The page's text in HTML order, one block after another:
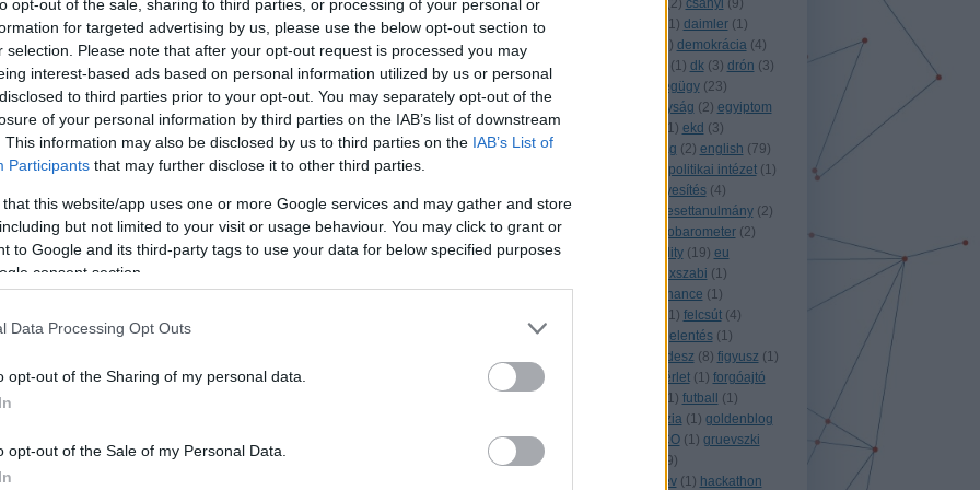
opt-out of the sale, sharing to third parties, or processing of your personal or
for targeted advertising by us, please use the below opt-out section to
selection. Please note that after your opt-out request is processed you may
interest-based ads based on personal information utilized by us or personal
to third parties prior to your opt-out. You may separately opt-out of the
of your personal information by third parties on the IAB’s list of downstream
This information may also be disclosed by us to third parties on the IAB’s List of
Participants that may further disclose it to other third parties.
that this website/app uses one or more Google services and may gather and store
but not limited to your visit or usage behaviour. You may click to grant or
to Google and its third-party tags to use your data for below specified purposes
consent section.
Data Processing Opt Outs
opt-out of the Sharing of my personal data.
opt-out of the Sale of my Personal Data.
crowdsourcing
(2) csányi (9)
csatorna
1) daimler (1)
databoom
) demokrácia (4)
digitális jogok
(1) dk (3) drón (3)
egészségügy (23)
egyesült királyság (2) egyiptom
(1) együtt 1) ekd (3)
elnökség
energiaválság (2) english (79)
eötvös károly közpolitikai intézet (1)
érdekérvényesítés (4)
erzsébet ( esettanulmány (2)
észtország
eurobarometer (2)
európai
EU conditionality (19) eu
exszabi (1)
ezaminimum
e governance (1)
1) felcsút (4)
felejtéshez való jog
feljelentés (1)
fidesz ( 8) figyusz (1)
fizetések
földbérlet (1) forgóajtó
1) futball (1)
geodézia (1) goldenblog
(1) görögország GRECO (1) gruevszki
(
Grúzia 9)
gysev (1) hackathon
Válasz erre
baráti találkozón upgradelték a klasszikust, ami most már úgy
Válasz erre
Válasz erre
20:31:10
Várjuk csak ki a végét.
építő valamilyen utódcége?